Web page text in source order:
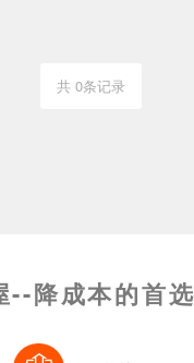
共 0条记录
--降成本的首